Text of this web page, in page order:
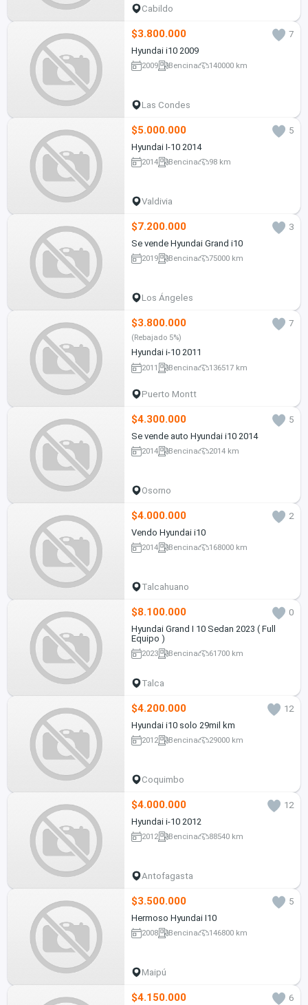
Cabildo
$3.800.000
7
Hyundai i10 2009
2009 Bencina 140000 km
Las Condes
$5.000.000
5
Hyundai I-10 2014
2014 Bencina 98 km
Valdivia
$7.200.000
3
Se vende Hyundai Grand i10
2019 Bencina 75000 km
Los Ángeles
$3.800.000 7
(Rebajado 5%)
Hyundai i-10 2011
2011 Bencina 136517 km
Puerto Montt
$4.300.000
5
Se vende auto Hyundai i10 2014
2014 Bencina 2014 km
Osorno
$4.000.000
2
Vendo Hyundai i10
2014 Bencina 168000 km
Talcahuano
$8.100.000
0
Hyundai Grand I 10 Sedan 2023 ( Full
Equipo )
2023 Bencina 61700 km
Talca
$4.200.000
12
Hyundai i10 solo 29mil km
2012 Bencina 29000 km
Coquimbo
$4.000.000
12
Hyundai i-10 2012
2012 Bencina 88540 km
Antofagasta
$3.500.000
5
Hermoso Hyundai I10
2008 Bencina 146800 km
Maipú
$4.150.000
6